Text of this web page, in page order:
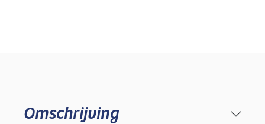
Omschrijving